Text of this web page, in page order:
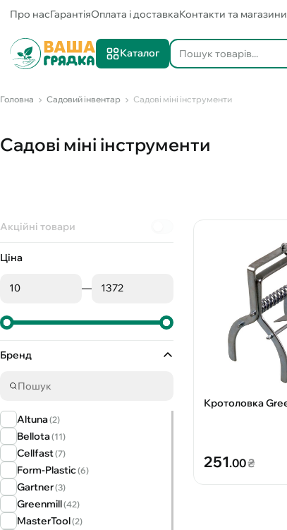
Про насГарантіяОплата і доставкаКонтакти та магазини
Каталог
Головна Садовий інвентар Садові міні інструменти
Садові міні інструменти
Акційні товари
Ціна
—
Бренд
Altuna(2)
Bellota(11)
Cellfast(7)
Form-Plastic(6)
Gartner(3)
Greenmill(42)
MasterTool(2)
251.00₴